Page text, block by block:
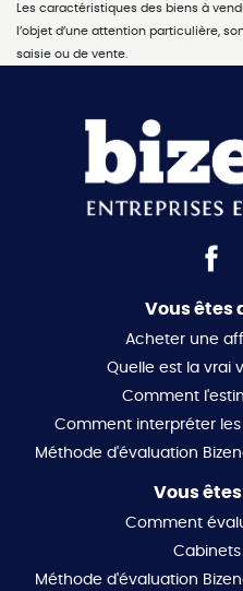
Les caractéristiques des biens à
l’objet d’une attention particulière,
saisie ou de vente.
Vous êtes
Acheter une
Quelle est la vrai
Comment
Comment interpréter
Méthode d'évaluation
Vous
Comment
Cabinets
Méthode d'évaluation